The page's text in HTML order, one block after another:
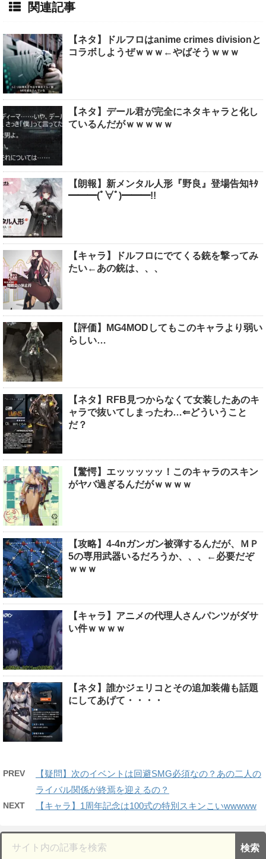
関連記事
【ネタ】ドルフロはanime crimes divisionと
コラボしようぜｗｗｗ←やばそうｗｗｗ
【ネタ】デール君が完全にネタキャラと化し
ているんだがｗｗｗｗｗ
【朗報】新メンタル人形『野良』登場告知ｷﾀ
━━━(ﾟ∀ﾟ)━━━!!
【キャラ】ドルフロにでてくる銃を撃ってみ
たい←あの銃は、、、
【評価】MG4MODしてもこのキャラより弱い
らしい…
【ネタ】RFB見つからなくて女装したあのキ
ャラで抜いてしまったわ…⇐どういうこと
だ？
【驚愕】エッッッッッ！このキャラのスキン
がヤバ過ぎるんだがｗｗｗｗ
【攻略】4-4nガンガン被弾するんだが、ＭＰ
5の専用武器いるだろうか、、、←必要だぞ
ｗｗｗ
【キャラ】アニメの代理人さんパンツがダサ
い件ｗｗｗｗ
【ネタ】誰かジェリコとその追加装備も話題
にしてあげて・・・・
PREV
【疑問】次のイベントは回避SMG必須なの？あの二人の
ライバル関係が終焉を迎えるの？
NEXT 【キャラ】1周年記念は100式の特別スキンこいwwwww